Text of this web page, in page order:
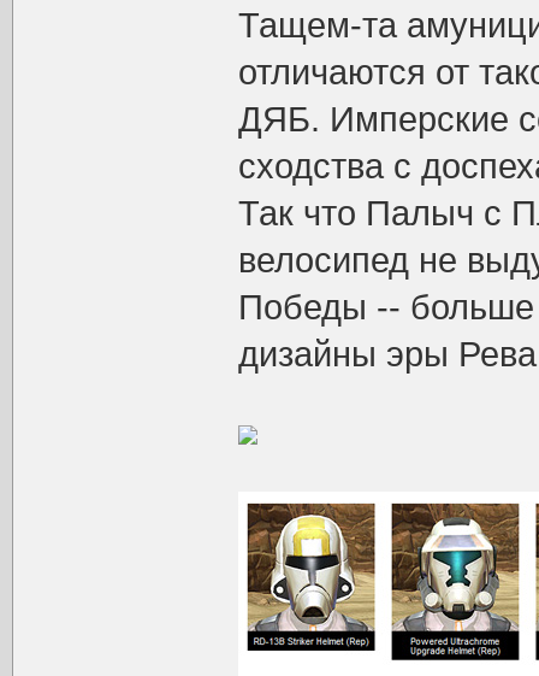
Тащем-та
отличаются от
ДЯБ. Имперские
сходства с
Так что Палыч с
велосипед не
Победы -- больше
дизайны эры